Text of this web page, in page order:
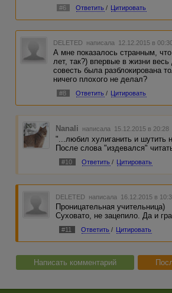
#6 Ответить / Цитировать
DELETED написала 12.12.2015 в
А мне показалось странным,
лет, так?) впервые в жизни
совесть была разблокирована
ничего плохого не делал?
#8 Ответить / Цитировать
Nanali написала 15.12.2015 в 20:28
"...любил хулиганить и шутить
После слова "издевался"
#10 Ответить / Цитировать
DELETED написала 16.12.2015 в
Проницательная учительница)
Суховато, не зацепило. Да и
#11 Ответить / Цитировать
Написать комментарий